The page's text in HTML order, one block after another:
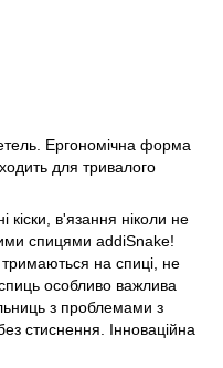
Ергономічна форма
для тривалого
кіски, в'язання ніколи не
спицями addiSnake!
на спиці, не
особливо важлива
з проблемами з
стиснення. Інноваційна